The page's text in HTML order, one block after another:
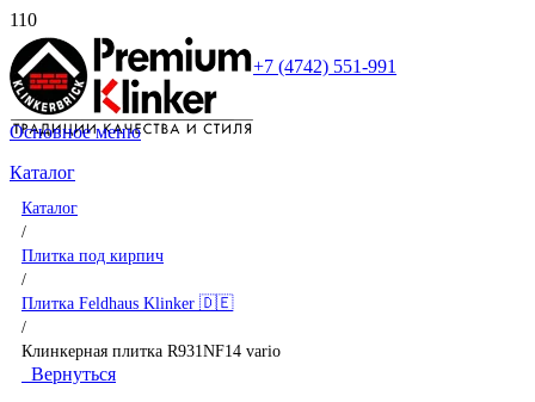
+7 (4742) 551-991
Основное меню
Каталог
Каталог
/
Плитка под кирпич
/
Плитка Feldhaus Klinker 🇩🇪
/
Клинкерная плитка R931NF14 vario
Вернуться